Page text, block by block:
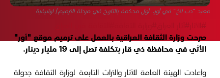
معبد "دب لاخ" في أور.. أول محكمة بالتاريخ في مرحلة الترميم/ ارشيفية
#الآثار #آثار العراق
صرحت وزارة الثقافة العراقية بالعمل على ترميم موقع "أور"
الأثي في محافظة ذي قار بتكلفة تصل إلى 19 مليار دينار.
وأعادت الهيئة العامة للآثار والتراث التابعة لوزارة الثقافة جدولة